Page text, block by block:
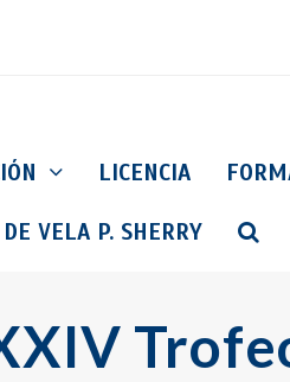
LICENCIA
DE VELA P. SHERRY